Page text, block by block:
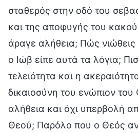
σταθερός στην οδό του
και της αποφυγής του
άραγε αλήθεια; Πώς νιώθεις
ο Ιώβ είπε αυτά τα λόγια;
τελειότητα και η
δικαιοσύνη του ενώπιον του
αλήθεια και όχι υπερβολή
Θεού; Παρόλο που ο Θεός